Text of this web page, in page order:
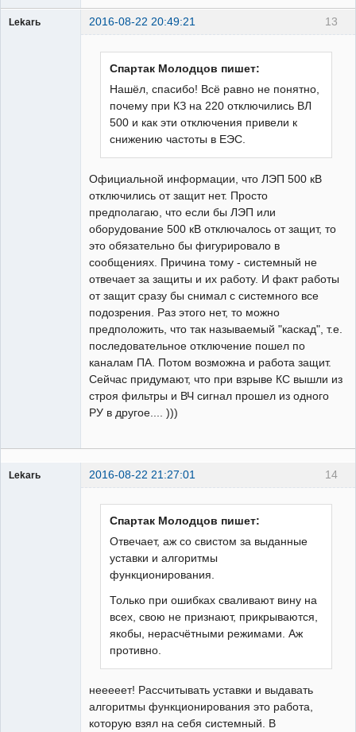
13
Lekarь 2016-08-22 20:49:21
Спартак Молодцов пишет:
Нашёл, спасибо! Всё равно не понятно,
почему при КЗ на 220 отключились ВЛ
500 и как эти отключения привели к
снижению частоты в ЕЭС.
Официальной информации, что ЛЭП 500 кВ
отключились от защит нет. Просто
предполагаю, что если бы ЛЭП или
оборудование 500 кВ отключалось от защит, то
это обязательно бы фигурировало в
сообщениях. Причина тому - системный не
отвечает за защиты и их работу. И факт работы
от защит сразу бы снимал с системного все
подозрения. Раз этого нет, то можно
предположить, что так называемый "каскад", т.е.
последовательное отключение пошел по
каналам ПА. Потом возможна и работа защит.
Сейчас придумают, что при взрыве КС вышли из
строя фильтры и ВЧ сигнал прошел из одного
РУ в другое.... )))
14
Lekarь 2016-08-22 21:27:01
Спартак Молодцов пишет:
Отвечает, аж со свистом за выданные
уставки и алгоритмы
функционирования.
Только при ошибках сваливают вину на
всех, свою не признают, прикрываются,
якобы, нерасчётными режимами. Аж
противно.
нееееет! Рассчитывать уставки и выдавать
алгоритмы функционирования это работа,
которую взял на себя системный. В